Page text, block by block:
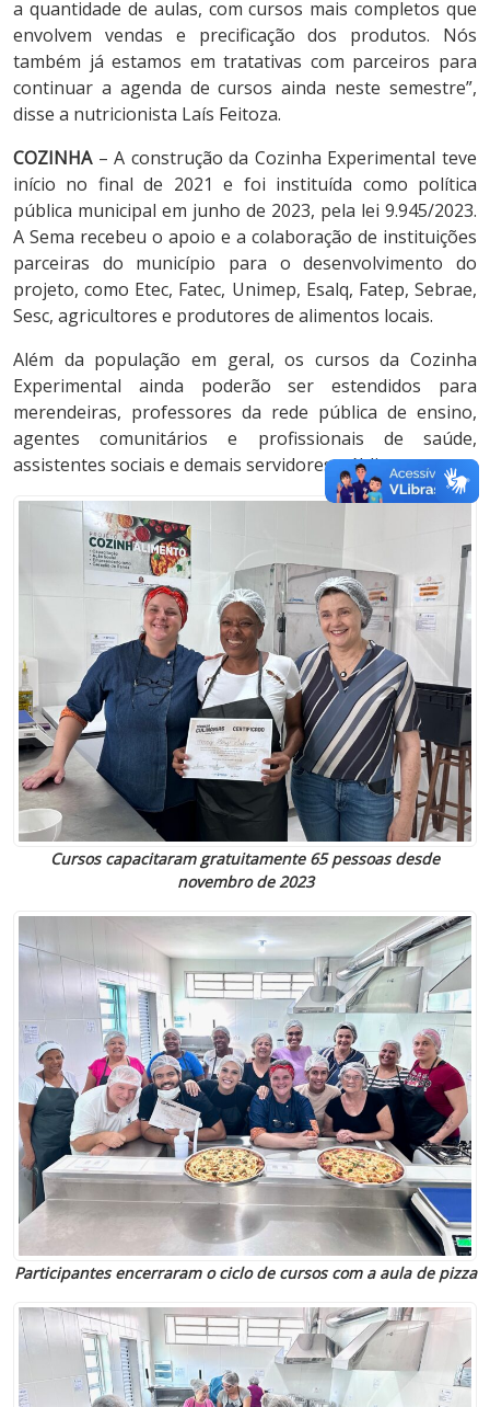
a quantidade de aulas, com cursos mais completos que
envolvem vendas e precificação dos produtos. Nós
também já estamos em tratativas com parceiros para
continuar a agenda de cursos ainda neste semestre”,
disse a nutricionista Laís Feitoza.
COZINHA – A construção da Cozinha Experimental teve
início no final de 2021 e foi instituída como política
pública municipal em junho de 2023, pela lei 9.945/2023.
A Sema recebeu o apoio e a colaboração de instituições
parceiras do município para o desenvolvimento do
projeto, como Etec, Fatec, Unimep, Esalq, Fatep, Sebrae,
Sesc, agricultores e produtores de alimentos locais.
Além da população em geral, os cursos da Cozinha
Experimental ainda poderão ser estendidos para
merendeiras, professores da rede pública de ensino,
agentes comunitários e profissionais de saúde,
assistentes sociais e demais servidores públicos.
Cursos capacitaram gratuitamente 65 pessoas desde
novembro de 2023
Participantes encerraram o ciclo de cursos com a aula de pizza